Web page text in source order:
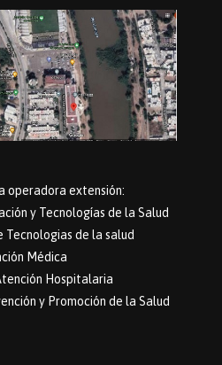
operadora extensión:
y Tecnologías de la Salud
Tecnologias de la salud
Médica
Hospitalaria
y Promoción de la Salud